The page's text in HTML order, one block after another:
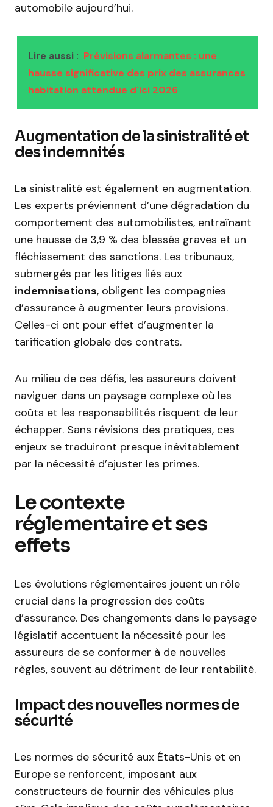
automobile aujourd’hui.
Lire aussi : Prévisions alarmantes : une
hausse significative des prix des assurances
habitation attendue d'ici 2026
Augmentation de la sinistralité et
des indemnités
La sinistralité est également en augmentation.
Les experts préviennent d’une dégradation du
comportement des automobilistes, entraînant
une hausse de 3,9 % des blessés graves et un
fléchissement des sanctions. Les tribunaux,
submergés par les litiges liés aux
indemnisations, obligent les compagnies
d’assurance à augmenter leurs provisions.
Celles-ci ont pour effet d’augmenter la
tarification globale des contrats.
Au milieu de ces défis, les assureurs doivent
naviguer dans un paysage complexe où les
coûts et les responsabilités risquent de leur
échapper. Sans révisions des pratiques, ces
enjeux se traduiront presque inévitablement
par la nécessité d’ajuster les primes.
Le contexte
réglementaire et ses
effets
Les évolutions réglementaires jouent un rôle
crucial dans la progression des coûts
d’assurance. Des changements dans le paysage
législatif accentuent la nécessité pour les
assureurs de se conformer à de nouvelles
règles, souvent au détriment de leur rentabilité.
Impact des nouvelles normes de
sécurité
Les normes de sécurité aux États-Unis et en
Europe se renforcent, imposant aux
constructeurs de fournir des véhicules plus